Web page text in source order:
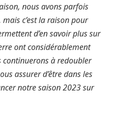
nous avons parfois
c’est la raison pour
d’en savoir plus sur
ont considérablement
continuerons à redoubler
assurer d’être dans les
notre saison 2023 sur